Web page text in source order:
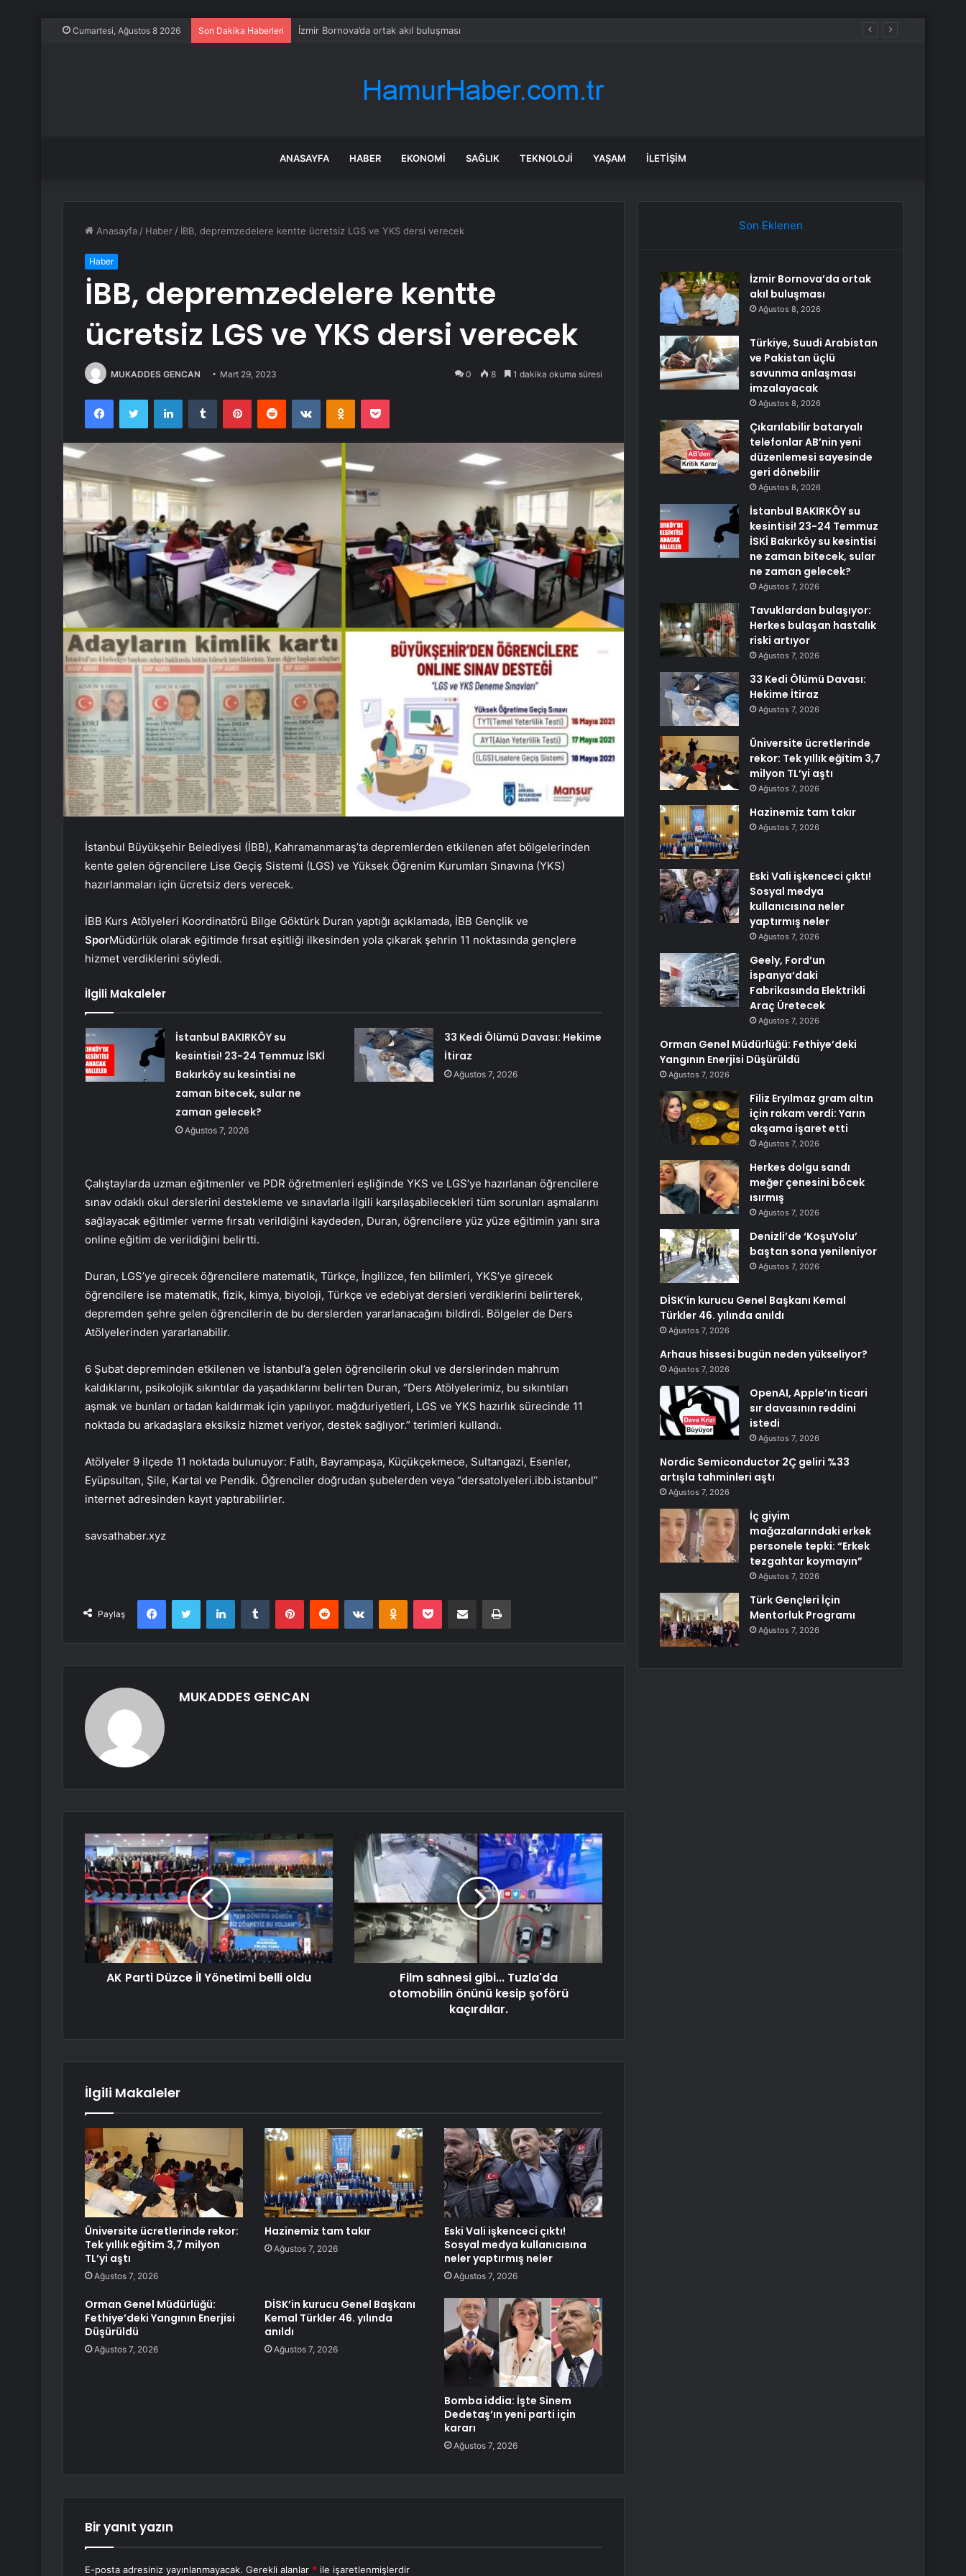
Cumartesi, Ağustos 8 2026 Son Dakika Haberleri Türkiye, Suudi Arabistan ve Pakistan üçlü savunma anlaşması imzalayacak
ANASAYFA HABER EKONOMI SAĞLIK TEKNOLOJI YAŞAM İLETIŞIM
Anasayfa / Haber / İBB, depremzedelere kentte ücretsiz LGS ve YKS dersi verecek
Haber
İBB, depremzedelere kentte
ücretsiz LGS ve YKS dersi verecek
MUKADDES GENCAN Mart 29, 2023 0 8 1 dakika okuma süresi
FacebookTwitter LinkedInTumblr PinterestReddit VKontakteOdnoklassniki
Pocket
İstanbul Büyükşehir Belediyesi (İBB), Kahramanmaraş’ta depremlerden etkilenen afet bölgelerinden
kente gelen öğrencilere Lise Geçiş Sistemi (LGS) ve Yüksek Öğrenim Kurumları Sınavına (YKS)
hazırlanmaları için ücretsiz ders verecek.
İBB Kurs Atölyeleri Koordinatörü Bilge Göktürk Duran yaptığı açıklamada, İBB Gençlik ve
SporMüdürlük olarak eğitimde fırsat eşitliği ilkesinden yola çıkarak şehrin 11 noktasında gençlere
hizmet verdiklerini söyledi.
İlgili Makaleler
İstanbul BAKIRKÖY su
kesintisi! 23-24 Temmuz İSKİ
Bakırköy su kesintisi ne
zaman bitecek, sular ne
zaman gelecek?
Ağustos 7, 2026
33 Kedi Ölümü Davası: Hekime
İtiraz
Ağustos 7, 2026
Çalıştaylarda uzman eğitmenler ve PDR öğretmenleri eşliğinde YKS ve LGS’ye hazırlanan öğrencilere
sınav odaklı okul derslerini destekleme ve sınavlarla ilgili karşılaşabilecekleri tüm sorunları aşmalarını
sağlayacak eğitimler verme fırsatı verildiğini kaydeden, Duran, öğrencilere yüz yüze eğitimin yanı sıra
online eğitim de verildiğini belirtti.
Duran, LGS’ye girecek öğrencilere matematik, Türkçe, İngilizce, fen bilimleri, YKS’ye girecek
öğrencilere ise matematik, fizik, kimya, biyoloji, Türkçe ve edebiyat dersleri verdiklerini belirterek,
depremden şehre gelen öğrencilerin de bu derslerden yararlanacağını bildirdi. Bölgeler de Ders
Atölyelerinden yararlanabilir.
6 Şubat depreminden etkilenen ve İstanbul’a gelen öğrencilerin okul ve derslerinden mahrum
kaldıklarını, psikolojik sıkıntılar da yaşadıklarını belirten Duran, “Ders Atölyelerimiz, bu sıkıntıları
aşmak ve bunları ortadan kaldırmak için yapılıyor. mağduriyetleri, LGS ve YKS hazırlık sürecinde 11
noktada bu arkadaşlara eksiksiz hizmet veriyor, destek sağlıyor.” terimleri kullandı.
Atölyeler 9 ilçede 11 noktada bulunuyor: Fatih, Bayrampaşa, Küçükçekmece, Sultangazi, Esenler,
Eyüpsultan, Şile, Kartal ve Pendik. Öğrenciler doğrudan şubelerden veya “dersatolyeleri.ibb.istanbul”
internet adresinden kayıt yaptırabilirler.
savsathaber.xyz
Paylaş
FacebookTwitter LinkedInTumblr PinterestReddit VKontakteOdnoklassniki
Pocket E-Posta ile paylaş Yazdır
MUKADDES GENCAN
AK Parti Düzce İl Yönetimi belli oldu
Film sahnesi gibi... Tuzla'da
otomobilin önünü kesip şoförü
kaçırdılar.
İlgili Makaleler
Üniversite ücretlerinde rekor:
Tek yıllık eğitim 3,7 milyon
TL’yi aştı
Ağustos 7, 2026
Hazinemiz tam takır
Ağustos 7, 2026
Eski Vali işkenceci çıktı!
Sosyal medya kullanıcısına
neler yaptırmış neler
Ağustos 7, 2026
Orman Genel Müdürlüğü:
Fethiye’deki Yangının Enerjisi
Düşürüldü
Ağustos 7, 2026
DİSK’in kurucu Genel Başkanı
Kemal Türkler 46. yılında
anıldı
Ağustos 7, 2026
Bomba iddia: İşte Sinem
Dedetaş’ın yeni parti için
kararı
Ağustos 7, 2026
Bir yanıt yazın
E-posta adresiniz yayınlanmayacak. Gerekli alanlar * ile işaretlenmişlerdir
Son Eklenen
İzmir Bornova’da ortak
akıl buluşması
Ağustos 8, 2026
Türkiye, Suudi Arabistan
ve Pakistan üçlü
savunma anlaşması
imzalayacak
Ağustos 8, 2026
Çıkarılabilir bataryalı
telefonlar AB’nin yeni
düzenlemesi sayesinde
geri dönebilir
Ağustos 8, 2026
İstanbul BAKIRKÖY su
kesintisi! 23-24 Temmuz
İSKİ Bakırköy su kesintisi
ne zaman bitecek, sular
ne zaman gelecek?
Ağustos 7, 2026
Tavuklardan bulaşıyor:
Herkes bulaşan hastalık
riski artıyor
Ağustos 7, 2026
33 Kedi Ölümü Davası:
Hekime İtiraz
Ağustos 7, 2026
Üniversite ücretlerinde
rekor: Tek yıllık eğitim 3,7
milyon TL’yi aştı
Ağustos 7, 2026
Hazinemiz tam takır
Ağustos 7, 2026
Eski Vali işkenceci çıktı!
Sosyal medya
kullanıcısına neler
yaptırmış neler
Ağustos 7, 2026
Geely, Ford’un
İspanya’daki
Fabrikasında Elektrikli
Araç Üretecek
Ağustos 7, 2026
Orman Genel Müdürlüğü: Fethiye’deki
Yangının Enerjisi Düşürüldü
Ağustos 7, 2026
Filiz Eryılmaz gram altın
için rakam verdi: Yarın
akşama işaret etti
Ağustos 7, 2026
Herkes dolgu sandı
meğer çenesini böcek
ısırmış
Ağustos 7, 2026
Denizli’de ‘KoşuYolu’
baştan sona yenileniyor
Ağustos 7, 2026
DİSK’in kurucu Genel Başkanı Kemal
Türkler 46. yılında anıldı
Ağustos 7, 2026
Arhaus hissesi bugün neden yükseliyor?
Ağustos 7, 2026
OpenAI, Apple’ın ticari
sır davasının reddini
istedi
Ağustos 7, 2026
Nordic Semiconductor 2Ç geliri %33
artışla tahminleri aştı
Ağustos 7, 2026
İç giyim
mağazalarındaki erkek
personele tepki: “Erkek
tezgahtar koymayın”
Ağustos 7, 2026
Türk Gençleri İçin
Mentorluk Programı
Ağustos 7, 2026